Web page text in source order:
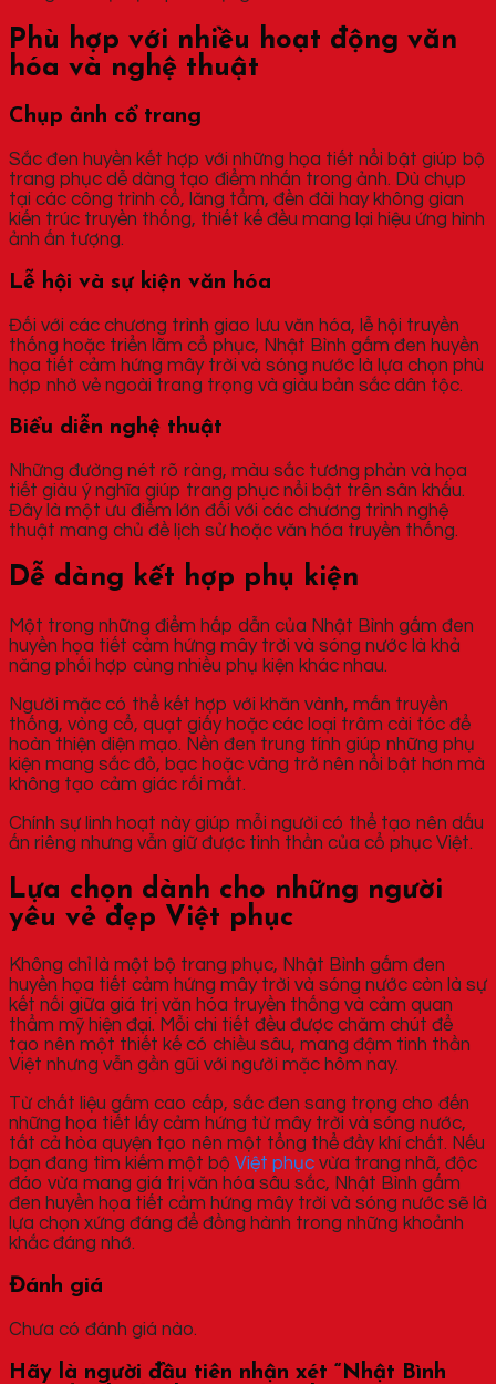
Phù hợp với nhiều hoạt động văn
hóa và nghệ thuật
Chụp ảnh cổ trang
Sắc đen huyền kết hợp với những họa tiết nổi bật giúp bộ
trang phục dễ dàng tạo điểm nhấn trong ảnh. Dù chụp
tại các công trình cổ, lăng tẩm, đền đài hay không gian
kiến trúc truyền thống, thiết kế đều mang lại hiệu ứng hình
ảnh ấn tượng.
Lễ hội và sự kiện văn hóa
Đối với các chương trình giao lưu văn hóa, lễ hội truyền
thống hoặc triển lãm cổ phục, Nhật Bình gấm đen huyền
họa tiết cảm hứng mây trời và sóng nước là lựa chọn phù
hợp nhờ vẻ ngoài trang trọng và giàu bản sắc dân tộc.
Biểu diễn nghệ thuật
Những đường nét rõ ràng, màu sắc tương phản và họa
tiết giàu ý nghĩa giúp trang phục nổi bật trên sân khấu.
Đây là một ưu điểm lớn đối với các chương trình nghệ
thuật mang chủ đề lịch sử hoặc văn hóa truyền thống.
Dễ dàng kết hợp phụ kiện
Một trong những điểm hấp dẫn của Nhật Bình gấm đen
huyền họa tiết cảm hứng mây trời và sóng nước là khả
năng phối hợp cùng nhiều phụ kiện khác nhau.
Người mặc có thể kết hợp với khăn vành, mấn truyền
thống, vòng cổ, quạt giấy hoặc các loại trâm cài tóc để
hoàn thiện diện mạo. Nền đen trung tính giúp những phụ
kiện mang sắc đỏ, bạc hoặc vàng trở nên nổi bật hơn mà
không tạo cảm giác rối mắt.
Chính sự linh hoạt này giúp mỗi người có thể tạo nên dấu
ấn riêng nhưng vẫn giữ được tinh thần của cổ phục Việt.
Lựa chọn dành cho những người
yêu vẻ đẹp Việt phục
Không chỉ là một bộ trang phục, Nhật Bình gấm đen
huyền họa tiết cảm hứng mây trời và sóng nước còn là sự
kết nối giữa giá trị văn hóa truyền thống và cảm quan
thẩm mỹ hiện đại. Mỗi chi tiết đều được chăm chút để
tạo nên một thiết kế có chiều sâu, mang đậm tinh thần
Việt nhưng vẫn gần gũi với người mặc hôm nay.
Từ chất liệu gấm cao cấp, sắc đen sang trọng cho đến
những họa tiết lấy cảm hứng từ mây trời và sóng nước,
tất cả hòa quyện tạo nên một tổng thể đầy khí chất. Nếu
bạn đang tìm kiếm một bộ Việt phục vừa trang nhã, độc
đáo vừa mang giá trị văn hóa sâu sắc, Nhật Bình gấm
đen huyền họa tiết cảm hứng mây trời và sóng nước sẽ là
lựa chọn xứng đáng để đồng hành trong những khoảnh
khắc đáng nhớ.
Đánh giá
Chưa có đánh giá nào.
Hãy là người đầu tiên nhận xét “Nhật Bình